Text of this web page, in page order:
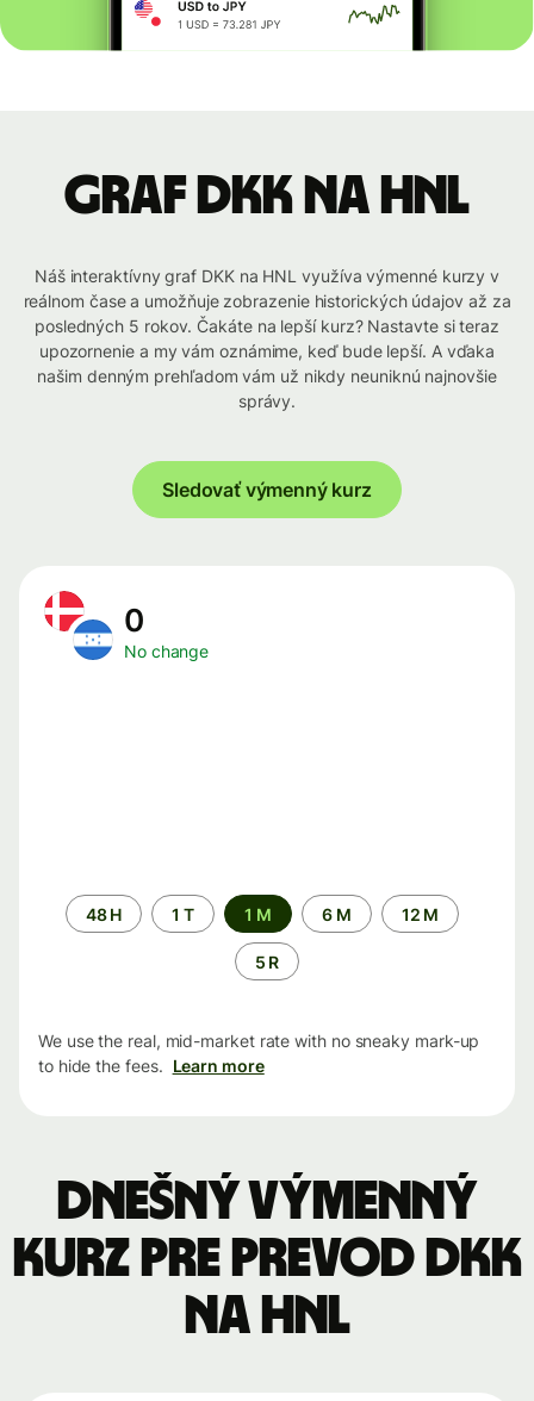
graf DKK na HNL
Náš interaktívny graf DKK na HNL využíva výmenné kurzy v
reálnom čase a umožňuje zobrazenie historických údajov až za
posledných 5 rokov. Čakáte na lepší kurz? Nastavte si teraz
upozornenie a my vám oznámime, keď bude lepší. A vďaka
našim denným prehľadom vám už nikdy neuniknú najnovšie
správy.
Sledovať výmenný kurz
0
No change
Time
period
48 H 1 T 1 M 6 M 12 M
5 R
We use the real, mid-market rate with no sneaky mark-up
to hide the fees. Learn more
Dnešný výmenný
kurz pre prevod DKK
na HNL